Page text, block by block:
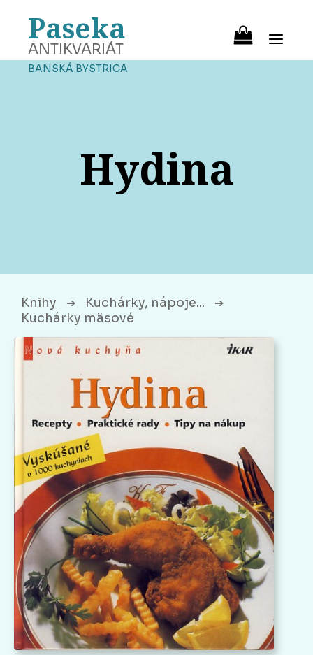
Paseka
ANTIKVARIÁT
BANSKÁ BYSTRICA
Hydina
Knihy ➔ Kuchárky, nápoje... ➔
Kuchárky mäsové